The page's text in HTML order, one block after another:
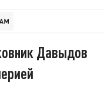
Давыдов